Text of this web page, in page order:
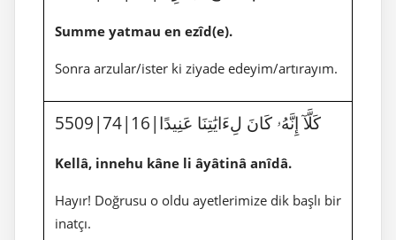
Summe yatmau en ezîd(e).
Sonra arzular/ister ki ziyade edeyim/artırayım.
5509|74|16|كَلَّآ إِنَّهُۥ كَانَ لِءَايَٰتِنَا عَنِيدًا
Kellâ, innehu kâne li âyâtinâ anîdâ.
Hayır! Doğrusu o oldu ayetlerimize dik başlı bir
inatçı.